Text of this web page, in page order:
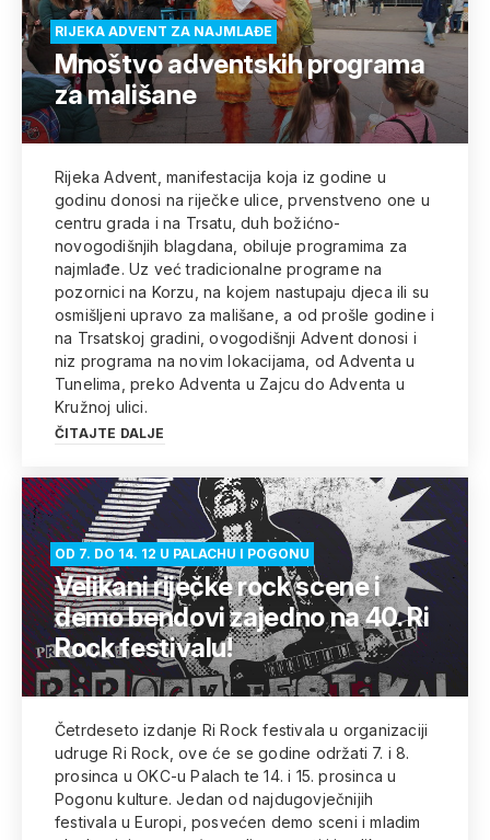
RIJEKA ADVENT ZA NAJMLAĐE
Mnoštvo adventskih programa
za mališane
Rijeka Advent, manifestacija koja iz godine u
godinu donosi na riječke ulice, prvenstveno one u
centru grada i na Trsatu, duh božićno-
novogodišnjih blagdana, obiluje programima za
najmlađe. Uz već tradicionalne programe na
pozornici na Korzu, na kojem nastupaju djeca ili su
osmišljeni upravo za mališane, a od prošle godine i
na Trsatskoj gradini, ovogodišnji Advent donosi i
niz programa na novim lokacijama, od Adventa u
Tunelima, preko Adventa u Zajcu do Adventa u
Kružnoj ulici.
ČITAJTE DALJE
OD 7. DO 14. 12 U PALACHU I POGONU
Velikani riječke rock scene i
demo bendovi zajedno na 40. Ri
Rock festivalu!
Četrdeseto izdanje Ri Rock festivala u organizaciji
udruge Ri Rock, ove će se godine održati 7. i 8.
prosinca u OKC-u Palach te 14. i 15. prosinca u
Pogonu kulture. Jedan od najdugovječnijih
festivala u Europi, posvećen demo sceni i mladim